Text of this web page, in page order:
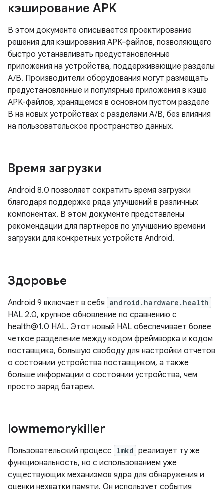
кэширование APK
В этом документе описывается проектирование
решения для кэширования APK-файлов, позволяющего
быстро устанавливать предустановленные
приложения на устройства, поддерживающие разделы
A/B. Производители оборудования могут размещать
предустановленные и популярные приложения в кэше
APK-файлов, хранящемся в основном пустом разделе
B на новых устройствах с разделами A/B, без влияния
на пользовательское пространство данных.
Время загрузки
Android 8.0 позволяет сократить время загрузки
благодаря поддержке ряда улучшений в различных
компонентах. В этом документе представлены
рекомендации для партнеров по улучшению времени
загрузки для конкретных устройств Android.
Здоровье
Android 9 включает в себя android.hardware.health
HAL 2.0, крупное обновление по сравнению с
health@1.0 HAL. Этот новый HAL обеспечивает более
четкое разделение между кодом фреймворка и кодом
поставщика, большую свободу для настройки отчетов
о состоянии устройства поставщиком, а также
больше информации о состоянии устройства, чем
просто заряд батареи.
lowmemorykiller
Пользовательский процесс lmkd реализует ту же
функциональность, но с использованием уже
существующих механизмов ядра для обнаружения и
оценки нехватки памяти. Он использует события